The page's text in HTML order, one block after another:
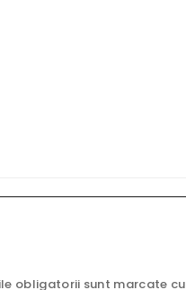
obligatorii sunt marcate cu